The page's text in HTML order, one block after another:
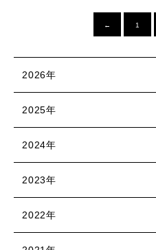
← 1
2026年
2025年
2024年
2023年
2022年